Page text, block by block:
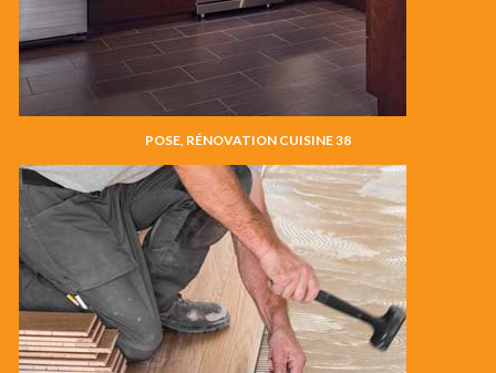
POSE, RÉNOVATION CUISINE 38